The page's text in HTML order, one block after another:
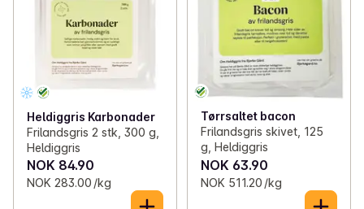
Heldiggris Karbonader
Frilandsgris 2 stk, 300 g,
Heldiggris
NOK 84.90
NOK 283.00 /kg
Tørrsaltet bacon
Frilandsgris skivet, 125
g, Heldiggris
NOK 63.90
NOK 511.20 /kg